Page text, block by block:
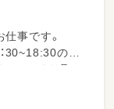
仕事です。
30~18:30のシ
でゆっくり取っ